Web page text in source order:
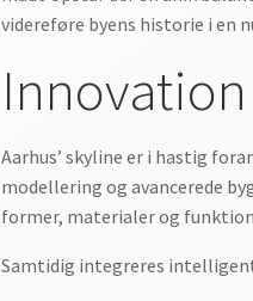
videreføre byens historie i en
Aarhus’ skyline er i hastig
modellering og avancerede
former, materialer og
Samtidig integreres